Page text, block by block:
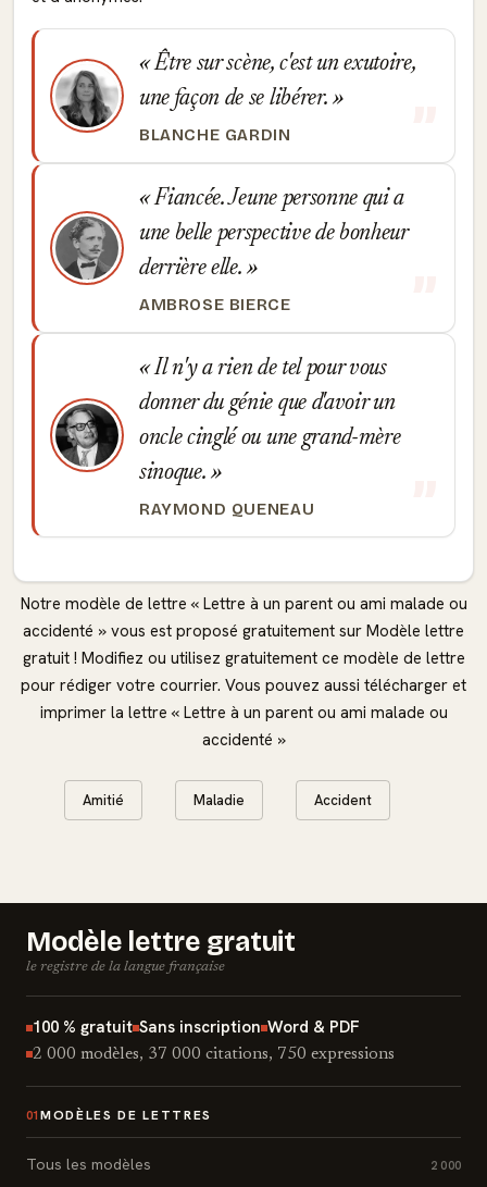
Être sur scène, c'est un exutoire,
une façon de se libérer.
BLANCHE GARDIN
Fiancée. Jeune personne qui a
une belle perspective de bonheur
derrière elle.
AMBROSE BIERCE
Il n'y a rien de tel pour vous
donner du génie que d'avoir un
oncle cinglé ou une grand-mère
sinoque.
RAYMOND QUENEAU
Notre modèle de lettre « Lettre à un parent ou ami malade ou
accidenté » vous est proposé gratuitement sur Modèle lettre
gratuit ! Modifiez ou utilisez gratuitement ce modèle de lettre
pour rédiger votre courrier. Vous pouvez aussi télécharger et
imprimer la lettre « Lettre à un parent ou ami malade ou
accidenté »
Amitié Maladie Accident
Modèle lettre gratuit
le registre de la langue française
100 % gratuit Sans inscription Word & PDF
2 000 modèles, 37 000 citations, 750 expressions
01 MODÈLES DE LETTRES
Tous les modèles 2 000